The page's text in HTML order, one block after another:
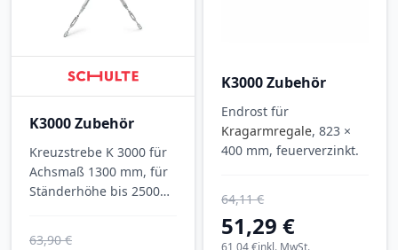
K3000 Zubehör
Kreuzstrebe K 3000 für
Achsmaß 1300 mm, für
Ständerhöhe bis 2500
63,90 €
K3000 Zubehör
Endrost für
Kragarmregale, 823 ×
400 mm, feuerverzinkt.
51,29 €
64,11 €
inkl. MwSt.
61,04 €